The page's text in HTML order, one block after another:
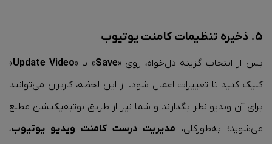
۵. ذخیره تنظیمات کامنت یوتیوب
پس از انتخاب گزینه دل‌خواه، روی «Save» یا «Update Video
»
کلیک کنید تا تغییرات اعمال شود. از این لحظه، کاربران می‌توانند
برای آن ویدیو نظر بگذارند و شما نیز از طریق نوتیفیکیشن مطلع
می‌شوید؛ به‌طور‌کلی، مدیریت درست کامنت ویدیو یوتیوب،